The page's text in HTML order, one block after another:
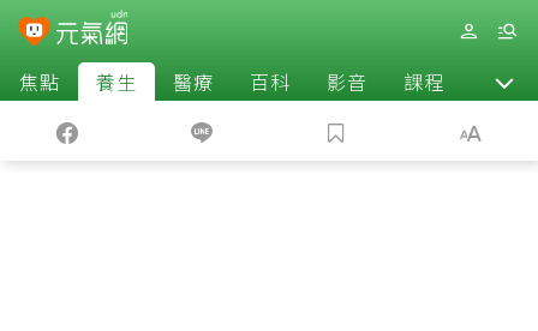
焦點 養生 醫療 百科 影音 課程 退休